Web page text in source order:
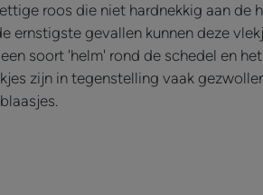
roos die niet hardnekkig aan de
ernstigste gevallen kunnen deze
soort 'helm' rond de schedel en
zijn in tegenstelling vaak